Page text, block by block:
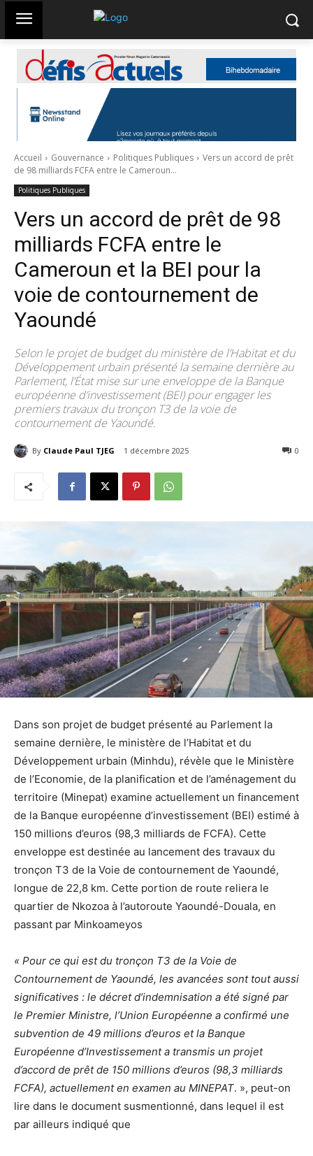
Accueil Gouvernance Politiques Publiques
Vers un accord de prêt
de 98 milliards FCFA entre le Cameroun...
Politiques Publiques
Vers un accord de prêt de 98
milliards FCFA entre le
Cameroun et la BEI pour la
voie de contournement de
Yaoundé
Selon le projet de budget du ministère de l’Habitat et du
Développement urbain présenté la semaine dernière au
Parlement, l’État mise sur une enveloppe de la Banque
européenne d’investissement (BEI) pour engager les
premiers travaux du tronçon T3 de la voie de
contournement de Yaoundé.
By Claude Paul TJEG 1 décembre 2025 0
Dans son projet de budget présenté au Parlement la
semaine dernière, le ministère de l’Habitat et du
Développement urbain (Minhdu), révèle que le Ministère
de l’Economie, de la planification et de l’aménagement du
territoire (Minepat) examine actuellement un financement
de la Banque européenne d’investissement (BEI) estimé à
150 millions d’euros (98,3 milliards de FCFA). Cette
enveloppe est destinée au lancement des travaux du
tronçon T3 de la Voie de contournement de Yaoundé,
longue de 22,8 km. Cette portion de route reliera le
quartier de Nkozoa à l’autoroute Yaoundé-Douala, en
passant par Minkoameyos
« Pour ce qui est du tronçon T3 de la Voie de
Contournement de Yaoundé, les avancées sont tout aussi
significatives : le décret d’indemnisation a été signé par
le Premier Ministre, l’Union Européenne a confirmé une
subvention de 49 millions d’euros et la Banque
Européenne d’Investissement a transmis un projet
d’accord de prêt de 150 millions d’euros (98,3 milliards
FCFA), actuellement en examen au MINEPAT. », peut-on
lire dans le document susmentionné, dans lequel il est
par ailleurs indiqué que